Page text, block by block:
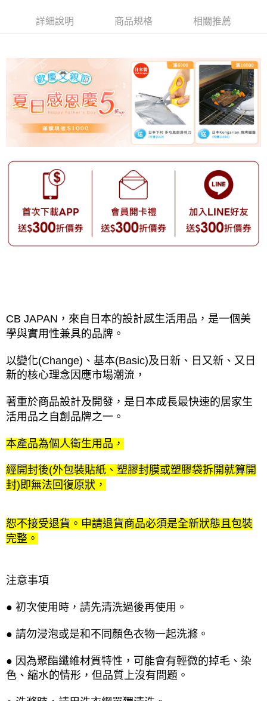
詳細說明 商品規格 相關推薦
CB JAPAN，來自日本的設計感生活用品，是一個美
學與實用性兼具的品牌。
以變化(Change)、基本(Basic)及日新、日又新、又日
新的核心理念因應市場潮流，
著重於商品設計及開發，是日本成長最快速的居家生
活用品之自創品牌之一。
本產品為個人衛生用品，
經開封後(外包裝貼紙、塑膠封膜或塑膠袋拆開就算開
封)即無法回復原狀，
恕不接受退貨。申請退貨商品必須是全新狀態且包裝
完整。
注意事項
● 初次使用時，請先清洗過後再使用。
● 請勿浸泡或是和不同顏色衣物一起洗滌。
● 因為聚酯纖維材質特性，可能會有輕微的掉毛、染
色、縮水的情形，但品質上沒有問題。